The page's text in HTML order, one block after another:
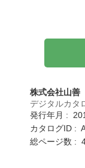
株式会社山善
デジタルカタ
発行年月 :
カタログID :
総ページ数 :